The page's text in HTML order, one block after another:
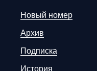
Новый номер
Архив
Подписка
История